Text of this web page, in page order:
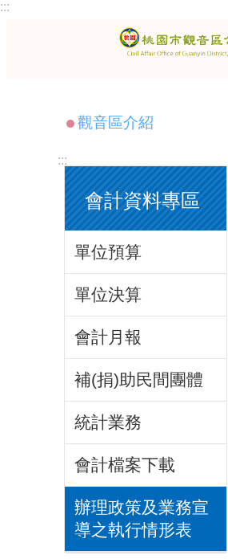
跳到主要內容區塊
:::
觀音區介紹
:::
會計資料專區
單位預算
單位決算
會計月報
補(捐)助民間團體
統計業務
會計檔案下載
辦理政策及業務宣
導之執行情形表